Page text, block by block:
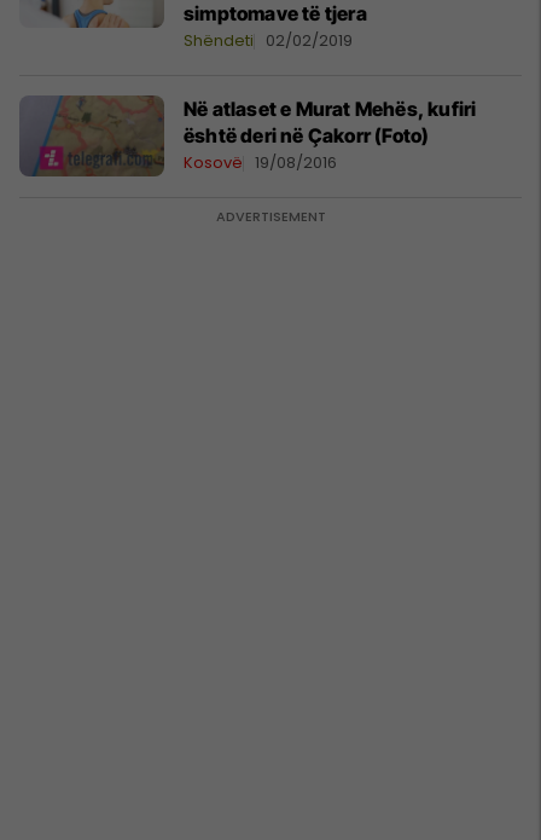
simptomave të tjera
Shëndeti 02/02/2019
Në atlaset e Murat Mehës, kufiri
është deri në Çakorr (Foto)
Kosovë 19/08/2016